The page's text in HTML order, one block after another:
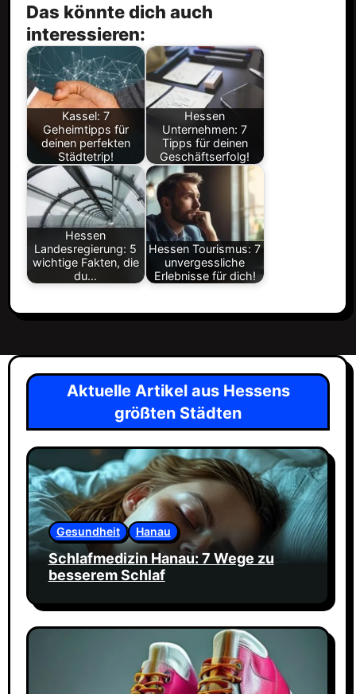
Das könnte dich auch
interessieren:
Kassel: 7
Geheimtipps für
deinen perfekten
Städtetrip!
Hessen
Unternehmen: 7
Tipps für deinen
Geschäftserfolg!
Hessen
Landesregierung: 5
wichtige Fakten, die
du…
Hessen Tourismus: 7
unvergessliche
Erlebnisse für dich!
Aktuelle Artikel aus Hessens
größten Städten
Gesundheit Hanau
Schlafmedizin Hanau: 7 Wege zu
besserem Schlaf